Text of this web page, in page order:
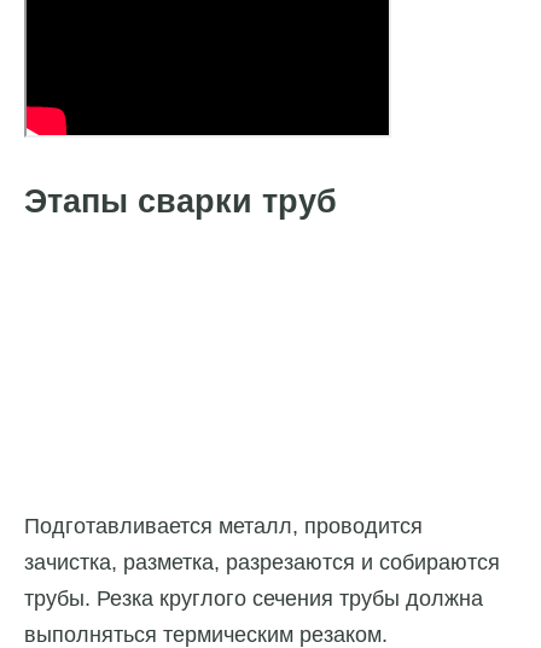
Этапы сварки труб
Подготавливается металл, проводится
зачистка, разметка, разрезаются и собираются
трубы. Резка круглого сечения трубы должна
выполняться термическим резаком.